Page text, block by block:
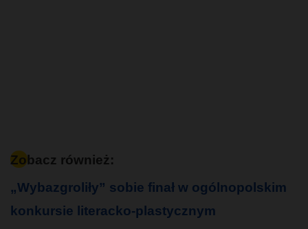
Zobacz również:
„Wybazgroliły” sobie finał w ogólnopolskim
konkursie literacko-plastycznym